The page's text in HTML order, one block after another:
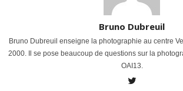
Bruno Dubreuil
Bruno Dubreuil enseigne la photographie au centre
2000. Il se pose beaucoup de questions sur la
OAI13.